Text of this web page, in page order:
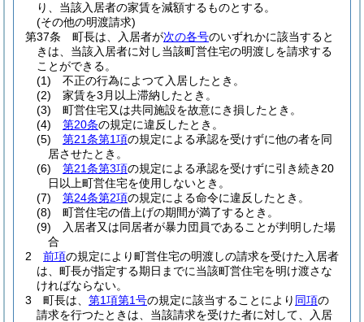
り、当該入居者の家賃を減額するものとする。
(その他の明渡請求)
第37条
町長は、入居者が次の各号のいずれかに該当すると
きは、当該入居者に対し当該町営住宅の明渡しを請求する
ことができる。
(1)
不正の行為によつて入居したとき。
(2)
家賃を3月以上滞納したとき。
(3)
町営住宅又は共同施設を故意にき損したとき。
(4)
第20条の規定に違反したとき。
(5)
第21条第1項の規定による承認を受けずに他の者を同
居させたとき。
(6)
第21条第3項の規定による承認を受けずに引き続き20
日以上町営住宅を使用しないとき。
(7)
第24条第2項の規定による命令に違反したとき。
(8)
町営住宅の借上げの期間が満了するとき。
(9)
入居者又は同居者が暴力団員であることが判明した場
合
2
前項の規定により町営住宅の明渡しの請求を受けた入居者
は、町長が指定する期日までに当該町営住宅を明け渡さな
ければならない。
3
町長は、 第1項第1号の規定に該当することにより 同項の
請求を行つたときは、当該請求を受けた者に対して、入居